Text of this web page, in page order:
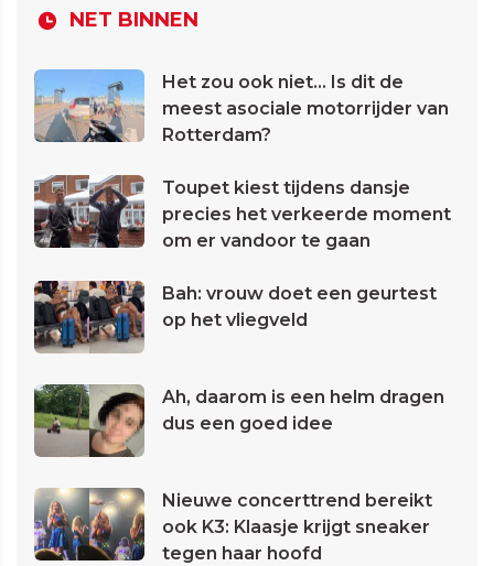
NET BINNEN
Het zou ook niet... Is dit de
meest asociale motorrijder van
Rotterdam?
Toupet kiest tijdens dansje
precies het verkeerde moment
om er vandoor te gaan
Bah: vrouw doet een geurtest
op het vliegveld
Ah, daarom is een helm dragen
dus een goed idee
Nieuwe concerttrend bereikt
ook K3: Klaasje krijgt sneaker
tegen haar hoofd